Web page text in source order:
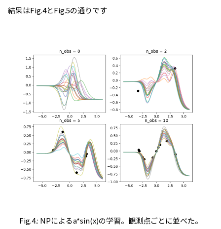
結果はFig.4とFig.5の通りです
Fig.4.: NPによるa*sin(x)の学習。観測点ごとに並べた。